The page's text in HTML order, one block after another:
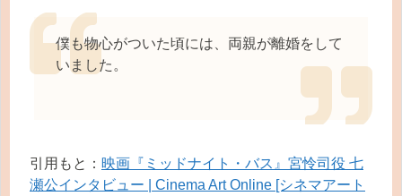
僕も物心がついた頃には、両親が離婚をして
いました。
引用もと： 映画『ミッドナイト・バス』宮怜司役 七
瀬公インタビュー | Cinema Art Online [シネマアート